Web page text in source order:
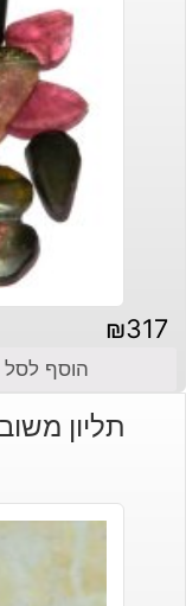
₪317
הוסף לסל
תליון